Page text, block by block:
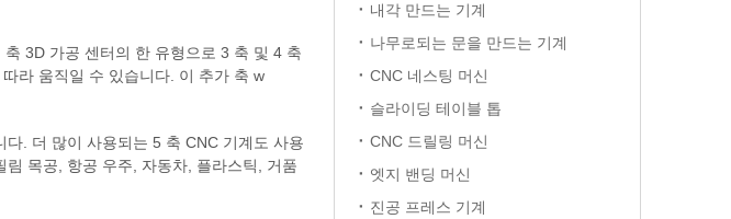
3D 가공 센터의 한 유형으로 3 축 및 4 축
라 움직일 수 있습니다. 이 추가 축 w
. 더 많이 사용되는 5 축 CNC 기계도 사용
목공, 항공 우주, 자동차, 플라스틱, 거품
내각 만드는 기계
나무로되는 문을 만드는 기계
CNC 네스팅 머신
슬라이딩 테이블 톱
CNC 드릴링 머신
엣지 밴딩 머신
진공 프레스 기계